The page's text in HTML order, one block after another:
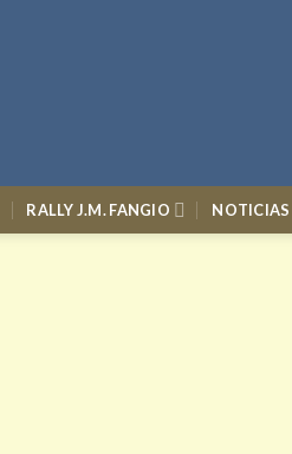
RALLY J.M. FANGIO NOTICIAS